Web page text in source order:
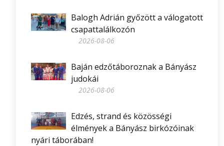
Balogh Adrián győzött a válogatott
csapattalálkozón
2026-08-06
Baján edzőtáboroznak a Bányász
judokái
2026-08-06
Edzés, strand és közösségi
élmények a Bányász birkózóinak
nyári táborában!